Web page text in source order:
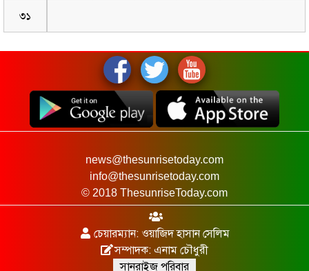
৩১
news@thesunrisetoday.com
info@thesunrisetoday.com
© 2018 ThesunriseToday.com
চেয়ারম্যান: ওয়াজিদ হাসান সেলিম
সম্পাদক: এনাম চৌধুরী
সানরাইজ পরিবার